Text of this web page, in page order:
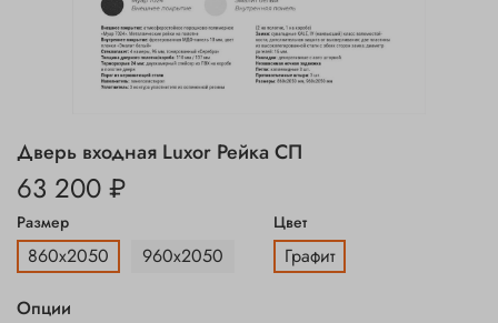
Дверь входная Luxor Рейка СП
63 200 ₽
Размер
860х2050 960х2050
Цвет
Графит
Опции